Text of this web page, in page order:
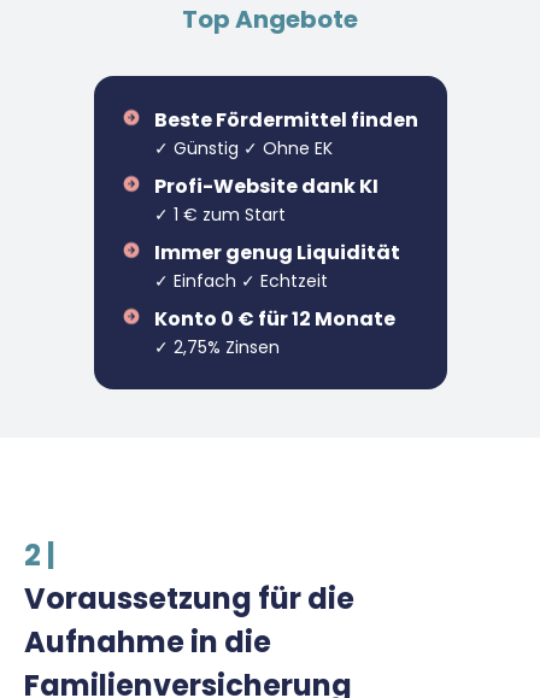
Top Angebote
Beste Fördermittel finden
✓ Günstig ✓ Ohne EK
Profi-Website dank KI
✓ 1 € zum Start
Immer genug Liquidität
✓ Einfach ✓ Echtzeit
Konto 0 € für 12 Monate
✓ 2,75% Zinsen
2 |
Voraussetzung für die
Aufnahme in die
Familienversicherung